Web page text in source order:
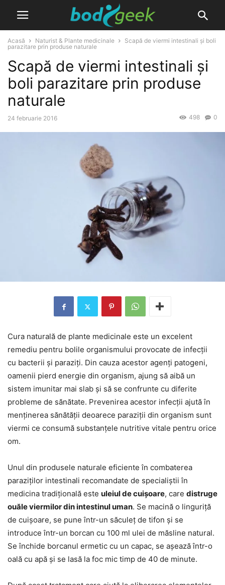
Acasă Naturist & Plante medicinale
Scapă de viermi intestinali și boli
parazitare prin produse naturale
Scapă de viermi intestinali și
boli parazitare prin produse
naturale
24 februarie 2016 0
498
Cura naturală de plante medicinale este un excelent
remediu pentru bolile organismului provocate de infecții
cu bacterii și paraziți. Din cauza acestor agenți patogeni,
oamenii pierd energie din organism, ajung să aibă un
sistem imunitar mai slab și să se confrunte cu diferite
probleme de sănătate. Prevenirea acestor infecții ajută în
menținerea sănătății deoarece paraziții din organism sunt
viermi ce consumă substanțele nutritive vitale pentru orice
om.
Unul din produsele naturale eficiente în combaterea
paraziților intestinali recomandate de specialiștii în
medicina tradițională este uleiul de cuișoare, care distruge
ouăle viermilor din intestinul uman. Se macină o linguriță
de cuișoare, se pune într-un săculeț de tifon și se
introduce într-un borcan cu 100 ml ulei de măsline natural.
Se închide borcanul ermetic cu un capac, se așează într-o
oală cu apă și se lasă la foc mic timp de 40 de minute.